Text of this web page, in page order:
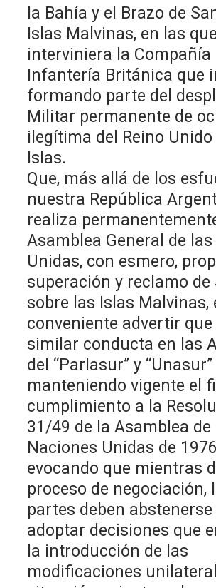
la Bahía y el Brazo de
Islas Malvinas, en las
interviniera la Compañía
Infantería Británica que
formando parte del
Militar permanente de
ilegítima del Reino
Islas.
Que, más allá de los
nuestra República
realiza
Asamblea General de
Unidas, con esmero,
superación y reclamo de
sobre las Islas Malvinas,
conveniente advertir
similar conducta en las
del “Parlasur” y “Unasur”
manteniendo vigente el
cumplimiento a la
31/49 de la Asamblea de
Naciones Unidas de 1976
evocando que mientras
proceso de negociación,
partes deben abstenerse
adoptar decisiones que
la introducción de las
modificaciones